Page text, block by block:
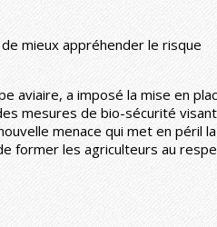
mieux appréhender le risque
aviaire, a imposé la mise en
mesures de bio-sécurité
menace qui met en péril
former les agriculteurs au